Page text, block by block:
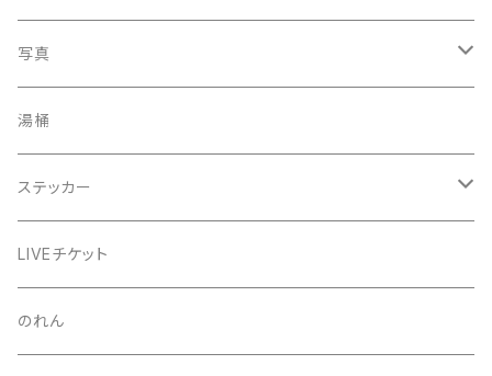
うちわ
きんちゃく
マッチ
くつ下
お礼ボイス
写真
24節気少年
芒種風景
夏至風景
生写真
プロマイド（マルベル堂）
湯桶
ステッカー
24節気少年
毅然湯
LIVEチケット
のれん